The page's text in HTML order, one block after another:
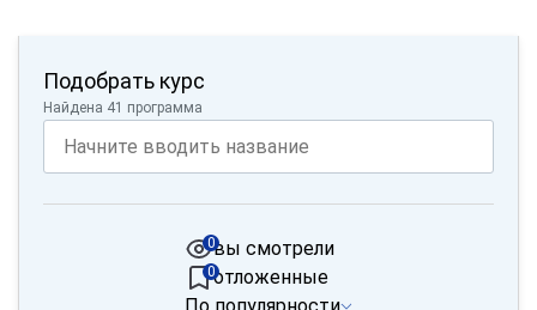
Подобрать курс
Найдена 41 программа
вы смотрели
0
отложенные
0